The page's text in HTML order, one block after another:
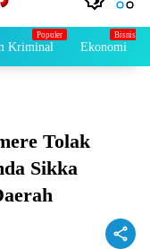
Kriminal Ekonomi
Tolak
Sikka